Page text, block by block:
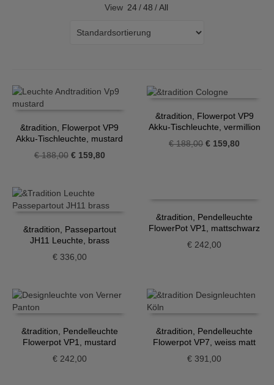
View 24 / 48 / All
&tradition, Flowerpot VP9
Akku-Tischleuchte, mustard
€188,00 Ursprünglicher
€ 188,00
€159,80Aktueller
&tradition, Flowerpot VP9
Akku-Tischleuchte, vermillion
red
€188,00 Ursprünglicher
€ 159,80
&tradition, Passepartout
JH11 Leuchte, brass
€336,00
&tradition, Pendelleuchte
FlowerPot VP1, mattschwarz
€ 242,00
&tradition, Pendelleuchte
Flowerpot VP1, mustard
€242,00
&tradition, Pendelleuchte
Flowerpot VP7, weiss matt
€ 391,00